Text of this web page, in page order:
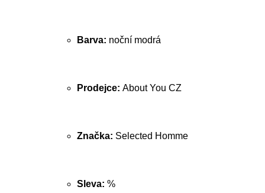
Barva: noční modrá
Prodejce: About You CZ
Značka: Selected Homme
Sleva: %